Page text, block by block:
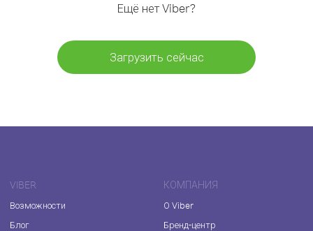
Ещё нет Viber?
Загрузить сейчас
VIBER
Возможности
Блог
КОМПАНИЯ
О Viber
Бренд-центр